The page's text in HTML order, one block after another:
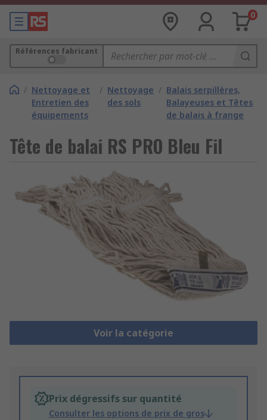
0
Références fabricant
/ Nettoyage et
Entretien des
équipements
/ Nettoyage
des sols
/ Balais serpillères,
Balayeuses et Têtes
de balais à frange
Tête de balai RS PRO Bleu Fil
Voir la catégorie
Prix dégressifs sur quantité
Consulter les options de prix de gros